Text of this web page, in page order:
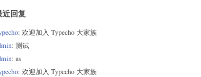
近回复
: 欢迎加入 Typecho 大家族
: 测试
: as
: 欢迎加入 Typecho 大家族